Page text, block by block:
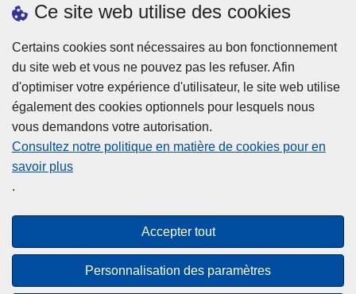
Ce site web utilise des cookies
Certains cookies sont nécessaires au bon fonctionnement
du site web et vous ne pouvez pas les refuser. Afin
d'optimiser votre expérience d'utilisateur, le site web utilise
également des cookies optionnels pour lesquels nous
vous demandons votre autorisation.
Consultez notre politique en matière de cookies pour en
savoir plus
.
Accepter tout
Personnalisation des paramètres
Téléchargements
Presse
Cookies
Accessibilité